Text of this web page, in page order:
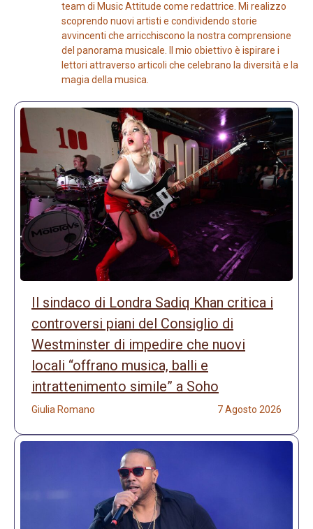
team di Music Attitude come redattrice. Mi realizzo
scoprendo nuovi artisti e condividendo storie
avvincenti che arricchiscono la nostra comprensione
del panorama musicale. Il mio obiettivo è ispirare i
lettori attraverso articoli che celebrano la diversità e la
magia della musica.
Il sindaco di Londra Sadiq Khan critica i
controversi piani del Consiglio di
Westminster di impedire che nuovi
locali “offrano musica, balli e
intrattenimento simile” a Soho
Giulia Romano 7 Agosto 2026